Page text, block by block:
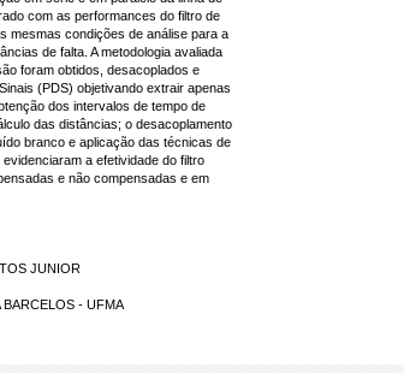
com as performances do filtro de
mesmas condições de análise para a
de falta. A metodologia avaliada
foram obtidos, desacoplados e
(PDS) objetivando extrair apenas
dos intervalos de tempo de
das distâncias; o desacoplamento
branco e aplicação das técnicas de
a efetividade do filtro
e não compensadas e em
JUNIOR
BARCELOS - UFMA